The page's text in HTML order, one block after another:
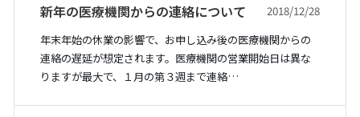
新年の医療機関からの連絡について
2018/12/28
年末年始の休業の影響で、お申し込み後の医療機関からの
連絡の遅延が想定されます。医療機関の営業開始日は異な
りますが最大で、１月の第３週まで連絡…